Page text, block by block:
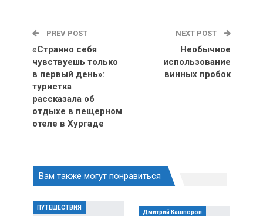
PREV POST
«Странно себя
чувствуешь только
в первый день»:
туристка
рассказала об
отдыхе в пещерном
отеле в Хургаде
NEXT POST
Необычное
использование
винных пробок
Вам также могут понравиться
ПУТЕШЕСТВИЯ
Дмитрий Кашпоров